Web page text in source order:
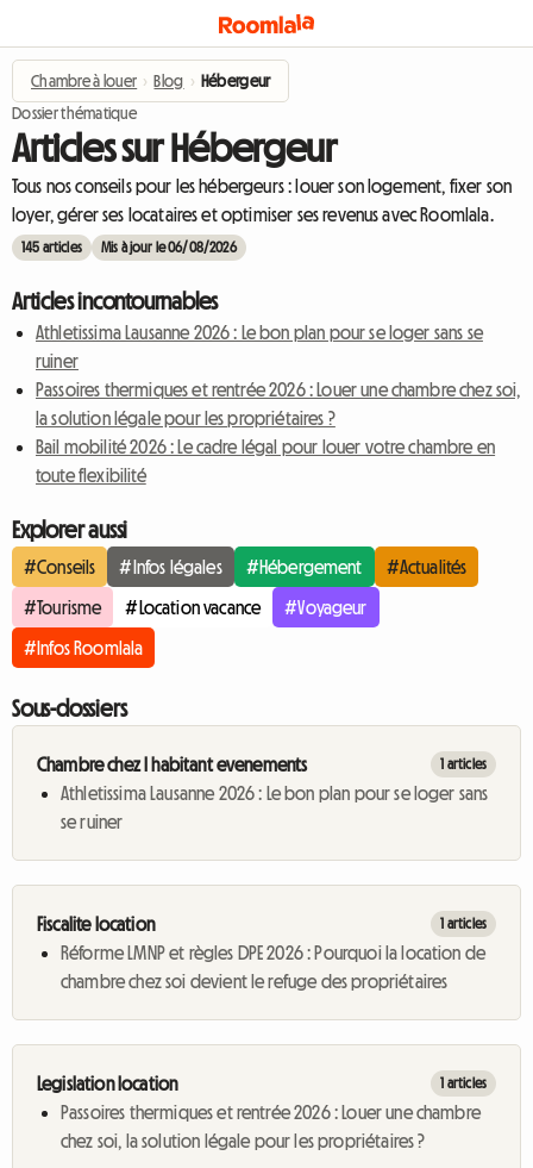
Chambre à louer › Blog › Hébergeur
Dossier thématique
Articles sur Hébergeur
Tous nos conseils pour les hébergeurs : louer son logement, fixer son
loyer, gérer ses locataires et optimiser ses revenus avec Roomlala.
145 articles Mis à jour le 06/08/2026
Articles incontournables
Athletissima Lausanne 2026 : Le bon plan pour se loger sans se
ruiner
Passoires thermiques et rentrée 2026 : Louer une chambre chez soi,
la solution légale pour les propriétaires ?
Bail mobilité 2026 : Le cadre légal pour louer votre chambre en
toute flexibilité
Explorer aussi
#Conseils #Infos légales #Hébergement #Actualités
#Tourisme #Location vacance #Voyageur
#Infos Roomlala
Sous-dossiers
Chambre chez l habitant evenements 1 articles
Athletissima Lausanne 2026 : Le bon plan pour se loger sans
se ruiner
Fiscalite location 1 articles
Réforme LMNP et règles DPE 2026 : Pourquoi la location de
chambre chez soi devient le refuge des propriétaires
Legislation location 1 articles
Passoires thermiques et rentrée 2026 : Louer une chambre
chez soi, la solution légale pour les propriétaires ?